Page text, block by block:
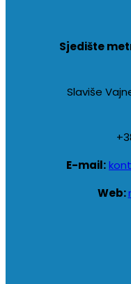
Sjedište
Slaviše
E-mail:
Web: